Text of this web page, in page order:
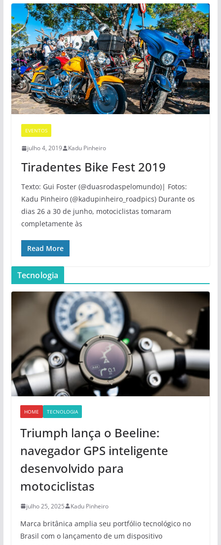
EVENTOS
julho 4, 2019 Kadu Pinheiro
Tiradentes Bike Fest 2019
Texto: Gui Foster (@duasrodaspelomundo)| Fotos:
Kadu Pinheiro (@kadupinheiro_roadpics) Durante os
dias 26 a 30 de junho, motociclistas tomaram
completamente às
Read More
Tecnologia
HOME TECNOLOGIA
Triumph lança o Beeline:
navegador GPS inteligente
desenvolvido para
motociclistas
julho 25, 2025 Kadu Pinheiro
Marca britânica amplia seu portfólio tecnológico no
Brasil com o lançamento de um dispositivo